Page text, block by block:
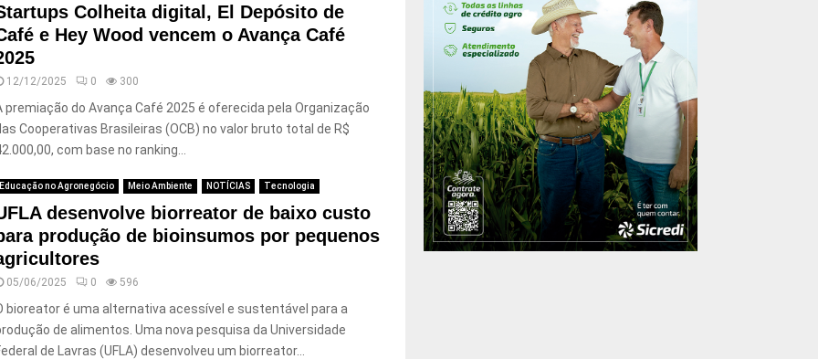
Colheita digital, El Depósito de
e Hey Wood vencem o Avança Café
12/12/2025 0 300
premiação do Avança Café 2025 é oferecida pela Organização
Cooperativas Brasileiras (OCB) no valor bruto total de R$
com base no ranking...
Educação no Agronegócio Meio Ambiente NOTÍCIAS Tecnologia
desenvolve biorreator de baixo custo
produção de bioinsumos por pequenos
05/06/2025 0 596
bioreator é uma alternativa acessível e sustentável para a
de alimentos. Uma nova pesquisa da Universidade
de Lavras (UFLA) desenvolveu um biorreator...